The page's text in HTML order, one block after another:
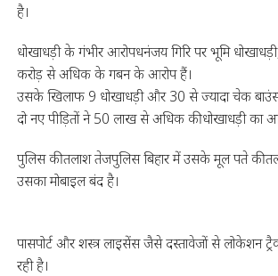
है।
धोखाधड़ी के गंभीर आरोपधनंजय गिरि पर भूमि
करोड़ से अधिक के गबन के आरोप हैं।
उसके खिलाफ 9 धोखाधड़ी और 30 से ज्यादा चेक
दो नए पीड़ितों ने 50 लाख से अधिक की धोखाधड़ी का
पुलिस की तलाश तेजपुलिस बिहार में उसके मूल पते की
उसका मोबाइल बंद है।
पासपोर्ट और शस्त्र लाइसेंस जैसे दस्तावेजों से लोकेशन
रही है।